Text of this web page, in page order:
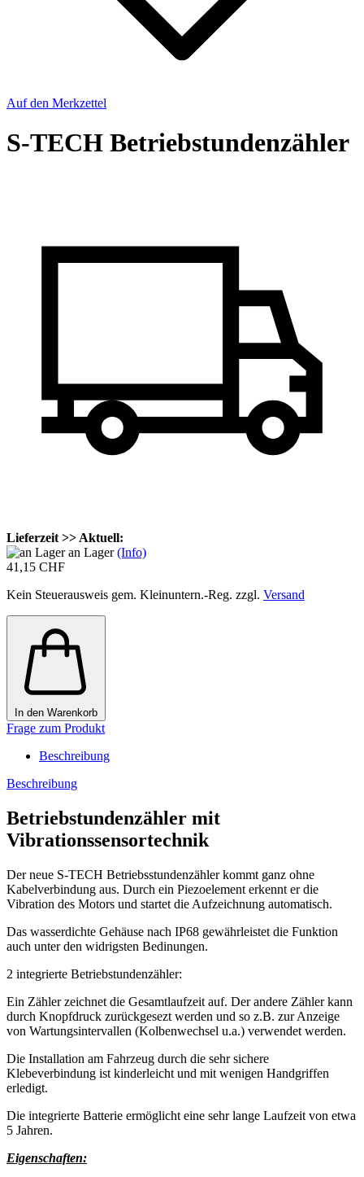
Auf den Merkzettel
S-TECH Betriebstundenzähler
Lieferzeit >> Aktuell:
an Lager(Info)
41,15 CHF
Kein Steuerausweis gem. Kleinuntern.-Reg. zzgl. Versand
In den Warenkorb
Frage zum Produkt
Beschreibung
Beschreibung
Betriebstundenzähler mit
Vibrationssensortechnik
Der neue S-TECH Betriebsstundenzähler kommt ganz ohne
Kabelverbindung aus. Durch ein Piezoelement erkennt er die
Vibration des Motors und startet die Aufzeichnung automatisch.
Das wasserdichte Gehäuse nach IP68 gewährleistet die Funktion
auch unter den widrigsten Bedinungen.
2 integrierte Betriebstundenzähler:
Ein Zähler zeichnet die Gesamtlaufzeit auf. Der andere Zähler kann
durch Knopfdruck zurückgesezt werden und so z.B. zur Anzeige
von Wartungsintervallen (Kolbenwechsel u.a.) verwendet werden.
Die Installation am Fahrzeug durch die sehr sichere
Klebeverbindung ist kinderleicht und mit wenigen Handgriffen
erledigt.
Die integrierte Batterie ermöglicht eine sehr lange Laufzeit von etwa
5 Jahren.
Eigenschaften: